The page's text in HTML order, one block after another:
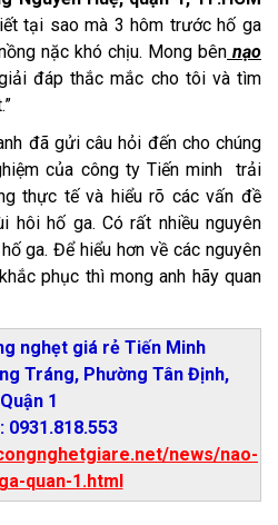
tại sao mà 3 hôm trước hố ga
nặc khó chịu. Mong bên nạo
đáp thắc mắc cho tôi và tìm
đã gửi câu hỏi đến cho chúng
của công ty Tiến minh trải
thực tế và hiểu rõ các vấn đề
hôi hố ga. Có rất nhiều nguyên
ga. Để hiểu hơn về các nguyên
phục thì mong anh hãy quan
nghẹt giá rẻ Tiến Minh
Tráng, Phường Tân Định,
Quận 1
0931.818.553
news/nao-
quan-1.html